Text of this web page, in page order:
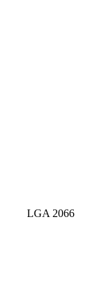
LGA 2066